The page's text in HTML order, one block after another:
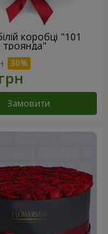
коробці "101
троянда"
Замовити